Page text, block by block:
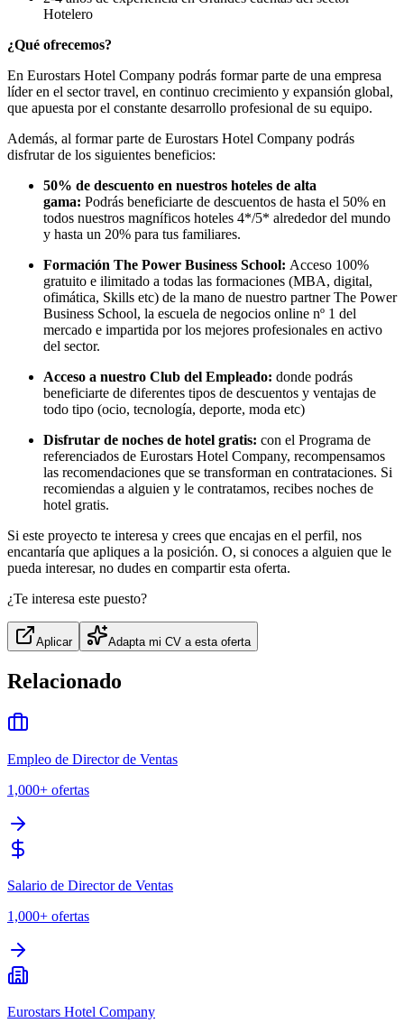
Hotelero
¿Qué ofrecemos?
En Eurostars Hotel Company podrás formar parte de una empresa
líder en el sector travel, en continuo crecimiento y expansión global,
que apuesta por el constante desarrollo profesional de su equipo.
Además, al formar parte de Eurostars Hotel Company podrás
disfrutar de los siguientes beneficios:
50% de descuento en nuestros hoteles de alta
gama: Podrás beneficiarte de descuentos de hasta el 50% en
todos nuestros magníficos hoteles 4*/5* alrededor del mundo
y hasta un 20% para tus familiares.
Formación The Power Business School: Acceso 100%
gratuito e ilimitado a todas las formaciones (MBA, digital,
ofimática, Skills etc) de la mano de nuestro partner The Power
Business School, la escuela de negocios online nº 1 del
mercado e impartida por los mejores profesionales en activo
del sector.
Acceso a nuestro Club del Empleado: donde podrás
beneficiarte de diferentes tipos de descuentos y ventajas de
todo tipo (ocio, tecnología, deporte, moda etc)
Disfrutar de noches de hotel gratis: con el Programa de
referenciados de Eurostars Hotel Company, recompensamos
las recomendaciones que se transforman en contrataciones. Si
recomiendas a alguien y le contratamos, recibes noches de
hotel gratis.
Si este proyecto te interesa y crees que encajas en el perfil, nos
encantaría que apliques a la posición. O, si conoces a alguien que le
pueda interesar, no dudes en compartir esta oferta.
¿Te interesa este puesto?
Aplicar Adapta mi CV a esta oferta
Relacionado
Empleo de Director de Ventas
1,000+ ofertas
Salario de Director de Ventas
1,000+ ofertas
Eurostars Hotel Company